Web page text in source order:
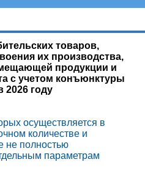
товаров,
их производства,
продукции и
с учетом конъюнктуры
2026 году
осуществляется в
количестве и
не полностью
параметрам